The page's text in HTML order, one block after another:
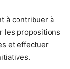
à contribuer à
les propositions
et effectuer